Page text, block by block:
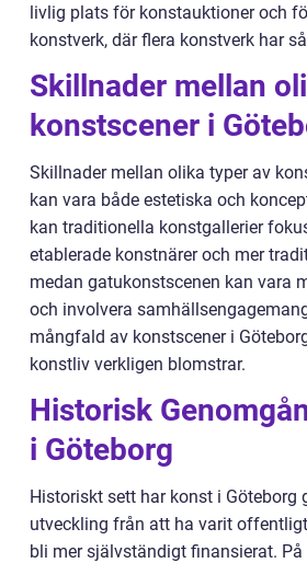
livlig plats för konstauktioner och
konstverk, där flera konstverk har
Skillnader mellan
konstscener i
Skillnader mellan olika typer av
kan vara både estetiska och
kan traditionella konstgallerier
etablerade konstnärer och mer
medan gatukonstscenen kan vara
och involvera
mångfald av konstscener i
konstliv verkligen blomstrar.
Historisk
i Göteborg
Historiskt sett har konst i Göteborg
utveckling från att ha varit
bli mer självständigt finansierat.